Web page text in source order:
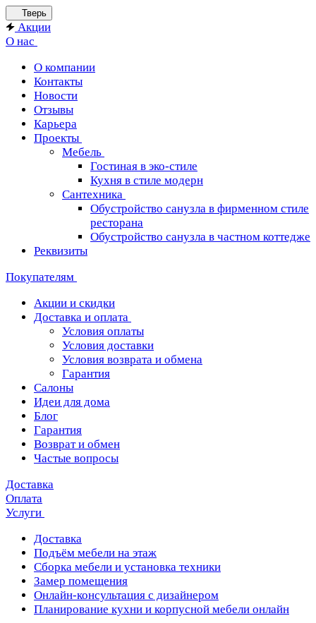
Тверь
Акции
О нас
О компании
Контакты
Новости
Отзывы
Карьера
Проекты
Мебель
Гостиная в эко-стиле
Кухня в стиле модерн
Сантехника
Обустройство санузла в фирменном стиле
ресторана
Обустройство санузла в частном коттедже
Реквизиты
Покупателям
Акции и скидки
Доставка и оплата
Условия оплаты
Условия доставки
Условия возврата и обмена
Гарантия
Салоны
Идеи для дома
Блог
Гарантия
Возврат и обмен
Частые вопросы
Доставка
Оплата
Услуги
Доставка
Подъём мебели на этаж
Сборка мебели и установка техники
Замер помещения
Онлайн-консультация с дизайнером
Планирование кухни и корпусной мебели онлайн